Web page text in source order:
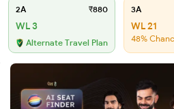
2A ₹880
WL 3
Alternate Travel Plan
3A
WL 21
48%